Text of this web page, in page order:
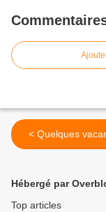
< Quelques
Hébergé par
Top articles